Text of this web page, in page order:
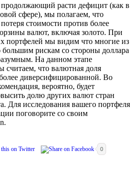
расти дефицит (как в
сфере), мы полагаем, что
стоимости против более
валют, включая золото. При
портфелей мы видим что многие из
рискам со стороны доллара
На данном этапе
считаем, что валютная доля
диверсифицированной. Во
вероятно, будет
долю других валют стран
Для исследования вашего портфеля
поговорите со своим
0